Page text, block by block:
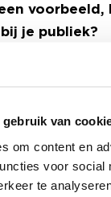
gebruik van
om content en
voor social
te
voorbeeld,
je publiek?
seizoen een
een
zien dat ze
hebben
het leuk